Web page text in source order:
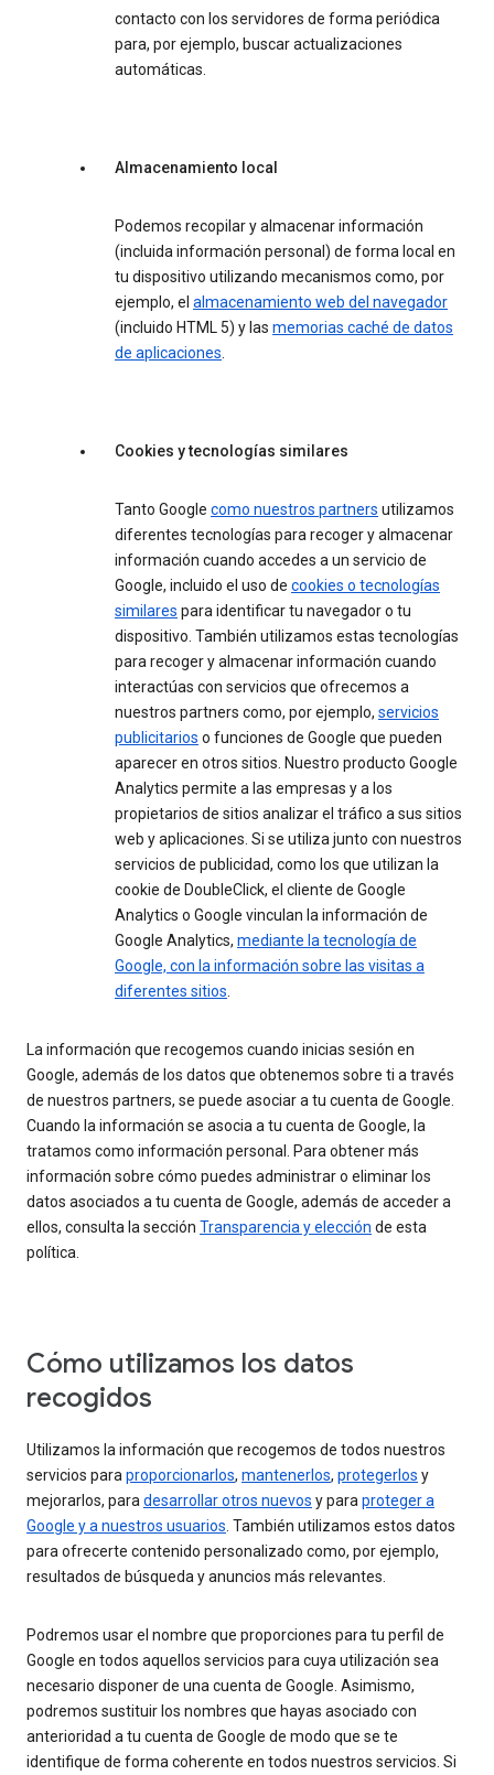
contacto con los servidores de forma periódica
para, por ejemplo, buscar actualizaciones
automáticas.
Almacenamiento local
Podemos recopilar y almacenar información
(incluida información personal) de forma local en
tu dispositivo utilizando mecanismos como, por
ejemplo, el almacenamiento web del navegador
(incluido HTML 5) y las memorias caché de datos
de aplicaciones.
Cookies y tecnologías similares
Tanto Google como nuestros partners utilizamos
diferentes tecnologías para recoger y almacenar
información cuando accedes a un servicio de
Google, incluido el uso de cookies o tecnologías
similares para identificar tu navegador o tu
dispositivo. También utilizamos estas tecnologías
para recoger y almacenar información cuando
interactúas con servicios que ofrecemos a
nuestros partners como, por ejemplo, servicios
publicitarios o funciones de Google que pueden
aparecer en otros sitios. Nuestro producto Google
Analytics permite a las empresas y a los
propietarios de sitios analizar el tráfico a sus sitios
web y aplicaciones. Si se utiliza junto con nuestros
servicios de publicidad, como los que utilizan la
cookie de DoubleClick, el cliente de Google
Analytics o Google vinculan la información de
Google Analytics, mediante la tecnología de
Google, con la información sobre las visitas a
diferentes sitios.
La información que recogemos cuando inicias sesión en
Google, además de los datos que obtenemos sobre ti a través
de nuestros partners, se puede asociar a tu cuenta de Google.
Cuando la información se asocia a tu cuenta de Google, la
tratamos como información personal. Para obtener más
información sobre cómo puedes administrar o eliminar los
datos asociados a tu cuenta de Google, además de acceder a
ellos, consulta la sección Transparencia y elección de esta
política.
Cómo utilizamos los datos
recogidos
Utilizamos la información que recogemos de todos nuestros
servicios paraproporcionarlos, mantenerlos, protegerlos y
mejorarlos, paradesarrollar otros nuevos y paraproteger a
Google y a nuestros usuarios. También utilizamos estos datos
para ofrecerte contenido personalizado como, por ejemplo,
resultados de búsqueda y anuncios más relevantes.
Podremos usar el nombre que proporciones para tu perfil de
Google en todos aquellos servicios para cuya utilización sea
necesario disponer de una cuenta de Google. Asimismo,
podremos sustituir los nombres que hayas asociado con
anterioridad a tu cuenta de Google de modo que se te
identifique de forma coherente en todos nuestros servicios. Si